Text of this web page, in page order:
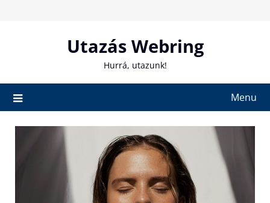
Utazás Webring
Hurrá, utazunk!
Menu